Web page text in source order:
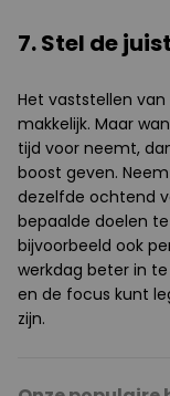
7. Stel de
Het vaststellen
makkelijk. Maar
tijd voor neemt,
boost geven.
dezelfde ochtend
bepaalde doelen
bijvoorbeeld ook
werkdag beter in
en de focus kunt
zijn.